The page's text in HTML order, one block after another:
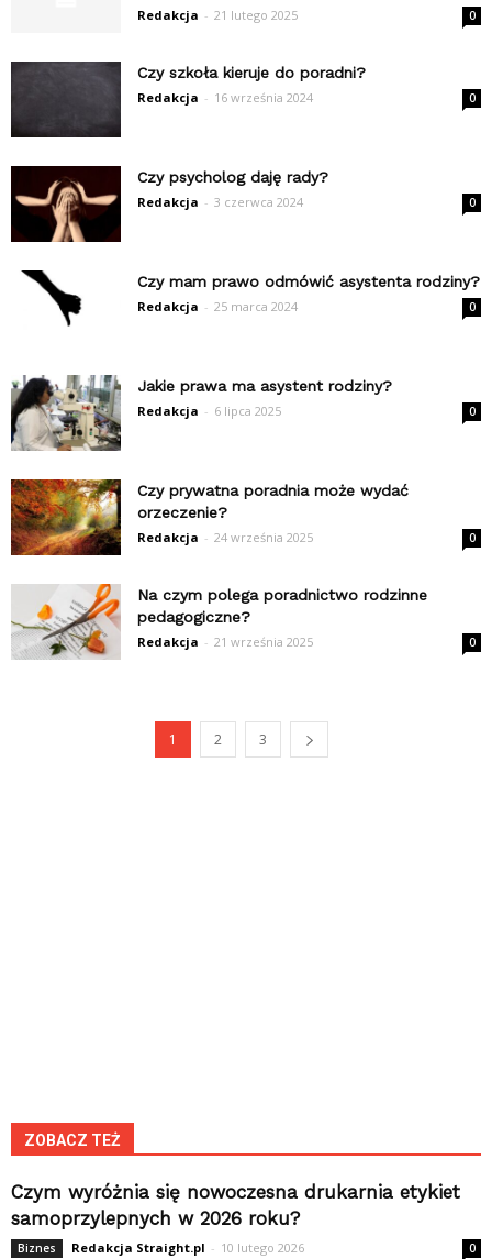
Redakcja - 21 lutego 2025 0
Czy szkoła kieruje do poradni?
Redakcja - 16 września 2024 0
Czy psycholog daję rady?
Redakcja - 3 czerwca 2024 0
Czy mam prawo odmówić asystenta rodziny?
Redakcja - 25 marca 2024 0
Jakie prawa ma asystent rodziny?
Redakcja - 6 lipca 2025 0
Czy prywatna poradnia może wydać
orzeczenie?
Redakcja - 24 września 2025 0
Na czym polega poradnictwo rodzinne
pedagogiczne?
Redakcja - 21 września 2025 0
1 2 3
ZOBACZ TEŻ
Czym wyróżnia się nowoczesna drukarnia etykiet
samoprzylepnych w 2026 roku?
Biznes Redakcja Straight.pl - 10 lutego 2026 0